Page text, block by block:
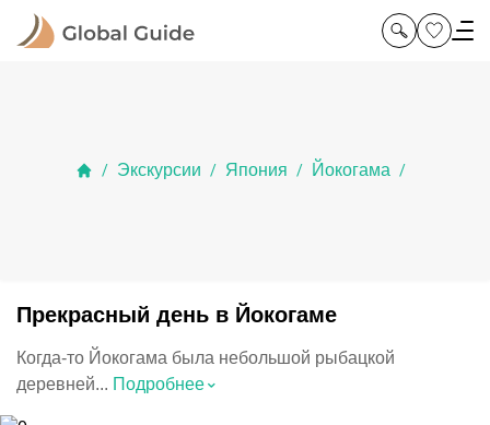
/ Экскурсии / Япония / Йокогама /
Прекрасный день в Йокогаме
Когда-то Йокогама была небольшой рыбацкой
деревней... Подробнее⌃